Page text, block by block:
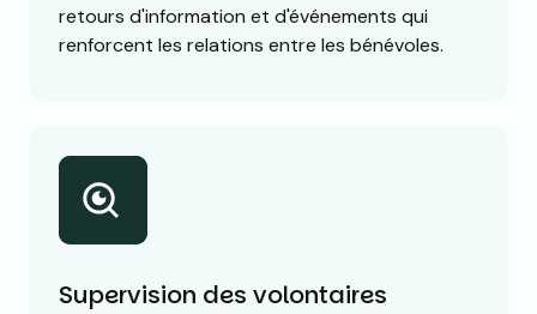
retours d'information et d'événements qui
renforcent les relations entre les bénévoles.
Supervision des volontaires